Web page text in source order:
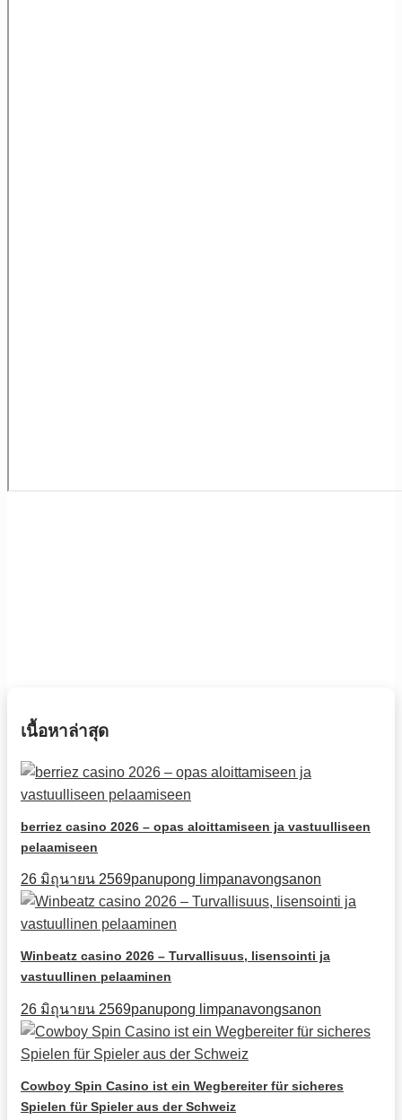
เนื้อหาล่าสุด
berriez casino 2026 – opas aloittamiseen ja vastuulliseen
pelaamiseen
26 มิถุนายน 2569panupong limpanavongsanon
Winbeatz casino 2026 – Turvallisuus, lisensointi ja
vastuullinen pelaaminen
26 มิถุนายน 2569panupong limpanavongsanon
Cowboy Spin Casino ist ein Wegbereiter für sicheres
Spielen für Spieler aus der Schweiz